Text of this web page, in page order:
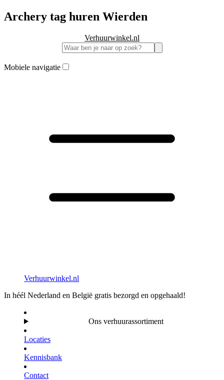
Archery tag huren Wierden
Verhuurwinkel.nl
Mobiele navigatie
Verhuurwinkel.nl
In héél Nederland en België gratis bezorgd en opgehaald!
Ons verhuurassortiment
Locaties
Kennisbank
Contact